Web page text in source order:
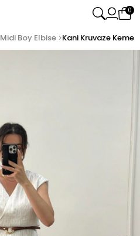
0
Midi Boy Elbise Kani Kruvaze